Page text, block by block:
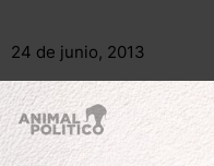
24 de junio, 2013
Compartir